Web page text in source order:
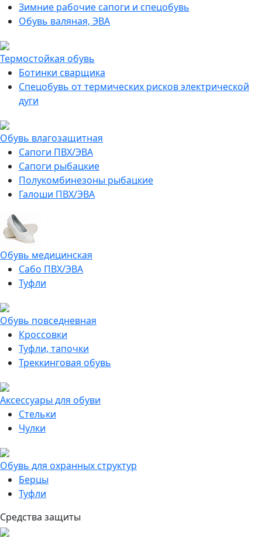
Зимние рабочие сапоги и спецобувь
Обувь валяная, ЭВА
Термостойкая обувь
Ботинки сварщика
Спецобувь от термических рисков электрической
дуги
Обувь влагозащитная
Сапоги ПВХ/ЭВА
Сапоги рыбацкие
Полукомбинезоны рыбацкие
Галоши ПВХ/ЭВА
Обувь медицинская
Сабо ПВХ/ЭВА
Туфли
Обувь повседневная
Кроссовки
Туфли, тапочки
Треккинговая обувь
Аксессуары для обуви
Стельки
Чулки
Обувь для охранных структур
Берцы
Туфли
Средства защиты